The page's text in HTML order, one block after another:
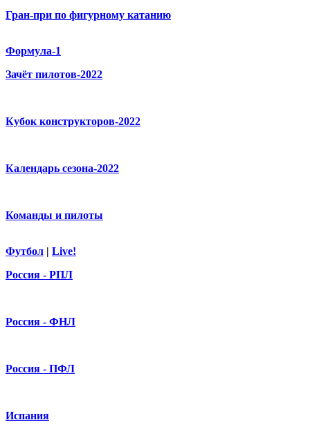
Гран-при по фигурному катанию
Формула-1
Зачёт пилотов-2022
Кубок конструкторов-2022
Календарь сезона-2022
Команды и пилоты
Футбол | Live!
Россия - РПЛ
Россия - ФНЛ
Россия - ПФЛ
Испания